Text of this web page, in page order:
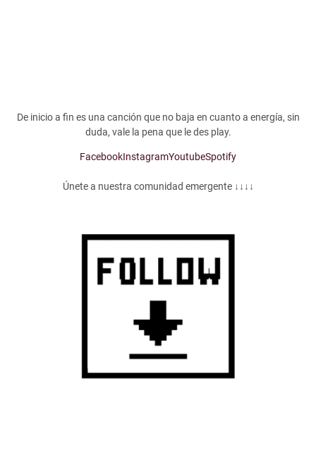
De inicio a fin es una canción que no baja en cuanto a energía, sin
duda, vale la pena que le des play.
FacebookInstagramYoutubeSpotify
Únete a nuestra comunidad emergente ↓↓↓↓